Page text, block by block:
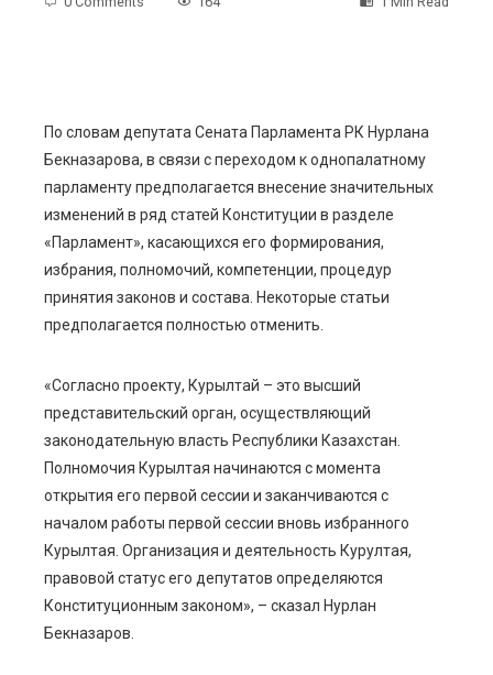
По словам депутата Сената Парламента РК Нурлана
Бекназарова, в связи с переходом к однопалатному
парламенту предполагается внесение значительных
изменений в ряд статей Конституции в разделе
«Парламент», касающихся его формирования,
избрания, полномочий, компетенции, процедур
принятия законов и состава. Некоторые статьи
предполагается полностью отменить.
«Согласно проекту, Курылтай – это высший
представительский орган, осуществляющий
законодательную власть Республики Казахстан.
Полномочия Курылтая начинаются с момента
открытия его первой сессии и заканчиваются с
началом работы первой сессии вновь избранного
Курылтая. Организация и деятельность Курултая,
правовой статус его депутатов определяются
Конституционным законом», – сказал Нурлан
Бекназаров.